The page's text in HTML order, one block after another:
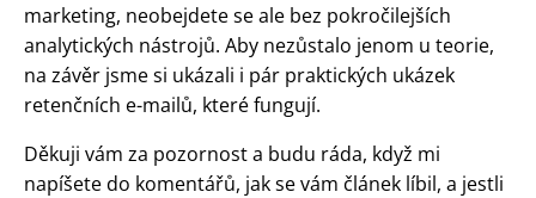
marketing, neobejdete se ale bez pokročilejších
analytických nástrojů. Aby nezůstalo jenom u teorie,
na závěr jsme si ukázali i pár praktických ukázek
retenčních e-mailů, které fungují.
Děkuji vám za pozornost a budu ráda, když mi
napíšete do komentářů, jak se vám článek líbil, a jestli